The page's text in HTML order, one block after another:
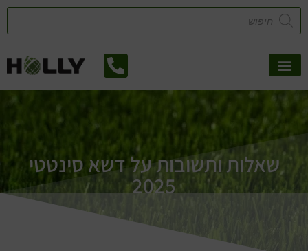
שאלות ותשובות על דשא סינטטי
2025